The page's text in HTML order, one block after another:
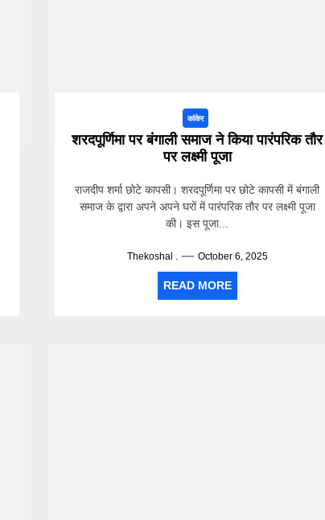
कांकेर
शरदपूर्णिमा पर बंगाली समाज ने किया पारंपरिक तौर
पर लक्ष्मी पूजा
राजदीप शर्मा छोटे कापसी। शरदपूर्णिमा पर छोटे कापसी में बंगाली
समाज के द्वारा अपने अपने घरों में पारंपरिक तौर पर लक्ष्मी पूजा
की। इस पूजा...
Thekoshal . October 6, 2025
READ MORE